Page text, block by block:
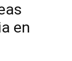
en